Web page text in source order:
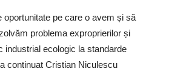
pe care o avem și să
problema exproprierilor și
industrial ecologic la standarde
continuat Cristian Niculescu